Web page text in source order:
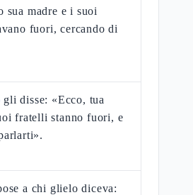
sua madre e i suoi
fuori, cercando di
gli disse: «Ecco, tua
fratelli stanno fuori, e
a chi glielo diceva: